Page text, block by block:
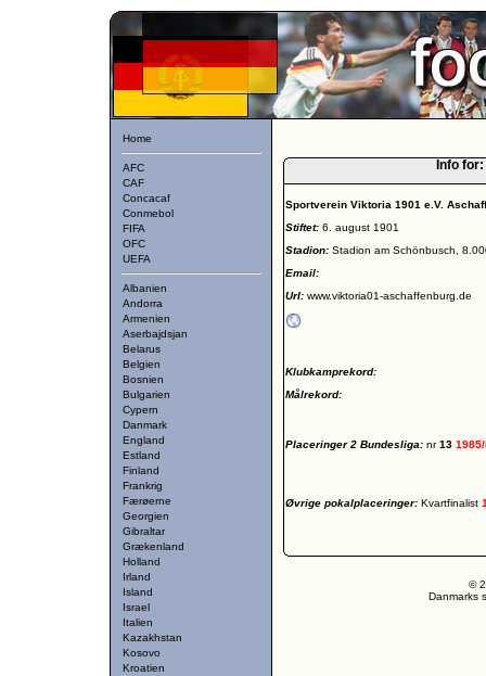
Home
AFC
CAF
Concacaf
Conmebol
FIFA
OFC
UEFA
Albanien
Andorra
Armenien
Aserbajdsjan
Belarus
Belgien
Bosnien
Bulgarien
Cypern
Danmark
England
Estland
Finland
Frankrig
Færøerne
Georgien
Gibraltar
Grækenland
Holland
Irland
Island
Israel
Italien
Kazakhstan
Kosovo
Kroatien
Info for:
Sportverein Viktoria 1901 e.V.
Stiftet: 6. august 1901
Stadion: Stadion am Schönbusch,
Email:
Url: www.viktoria01-aschaffenburg.de
Klubkamprekord:
Målrekord:
Placeringer 2 Bundesliga: nr13
Øvrige pokalplaceringer: Kvartfinalist
©
Danmarks